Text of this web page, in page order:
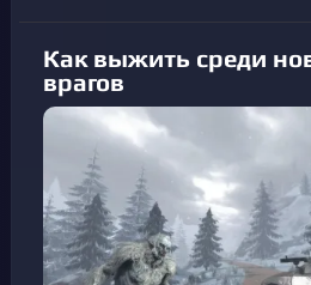
Как выжить среди
врагов